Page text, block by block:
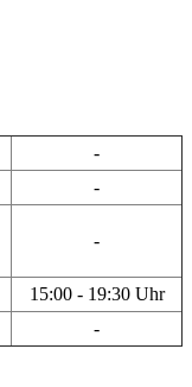
-
-
-
15:00 - 19:30 Uhr
-